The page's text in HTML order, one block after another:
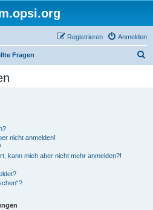
Anmelden
Registrieren
Fragen
nicht anmelden!
kann mich aber nicht mehr anmelden?!